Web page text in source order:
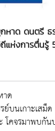
หาด ดนตรี ธ
แห่งการตื่นรู้
ด
บนเกาะเสม็ด
โคจรมาพบกั